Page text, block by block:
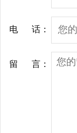
电 话：
留 言：